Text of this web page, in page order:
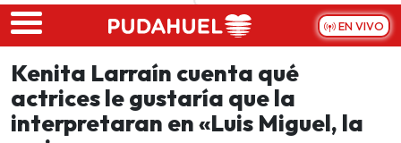
Skip to main content
EN VIVO
Kenita Larraín cuenta qué
actrices le gustaría que la
interpretaran en «Luis Miguel, la